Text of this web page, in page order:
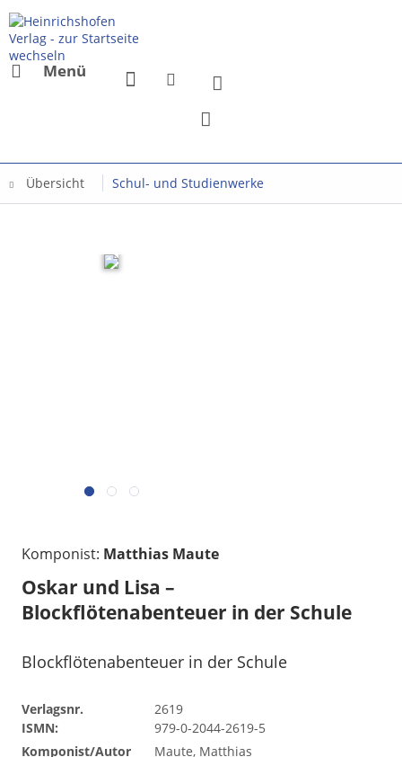
Menü
Übersicht Schul- und Studienwerke
Komponist: Matthias Maute
Oskar und Lisa –
Blockflötenabenteuer in der Schule
Blockflötenabenteuer in der Schule
Verlagsnr.
2619
ISMN:
979-0-2044-2619-5
Komponist/Autor
Maute, Matthias